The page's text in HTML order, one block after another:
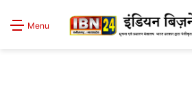
Menu